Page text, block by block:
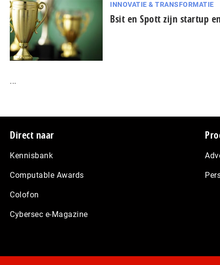
INNOVATIE & TRANSFORMATIE
Bsit en Spott zijn startup
...
Footer
Direct naar
Kennisbank
Computable Awards
Colofon
Cybersec e-Magazine